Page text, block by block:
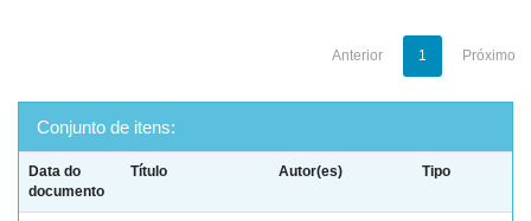
Anterior 1 Próximo
Conjunto de itens:
Data do
documento
Título Autor(es) Tipo